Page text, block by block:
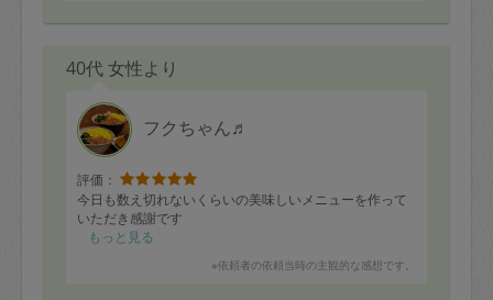
40代 女性より
フクちゃん♬
評価：
今日も数え切れないくらいの美味しいメニューを作って
いただき感謝です
もっと見る
※依頼者の依頼当時の主観的な感想です。